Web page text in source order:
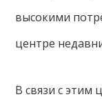
высокими
центре
В связи с этим